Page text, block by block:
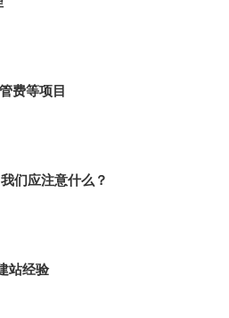
费等项目
们应注意什么？
站经验